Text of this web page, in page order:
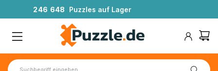
246 648 Puzzles auf Lager